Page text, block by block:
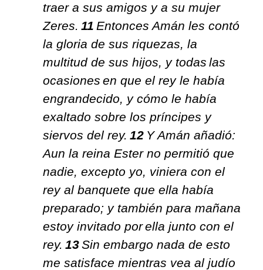
traer a sus amigos y a su mujer
Zeres. 11 Entonces Amán les contó
la gloria de sus riquezas, la
multitud de sus hijos, y todas las
ocasiones en que el rey le había
engrandecido, y cómo le había
exaltado sobre los príncipes y
siervos del rey. 12 Y Amán añadió:
Aun la reina Ester no permitió que
nadie, excepto yo, viniera con el
rey al banquete que ella había
preparado; y también para mañana
estoy invitado por ella junto con el
rey. 13Sin embargo nada de esto
me satisface mientras vea al judío